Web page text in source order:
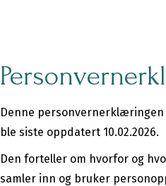
Denne
ble siste oppdatert 10.02.2026.
Den forteller om hvorfor og
samler inn og bruker